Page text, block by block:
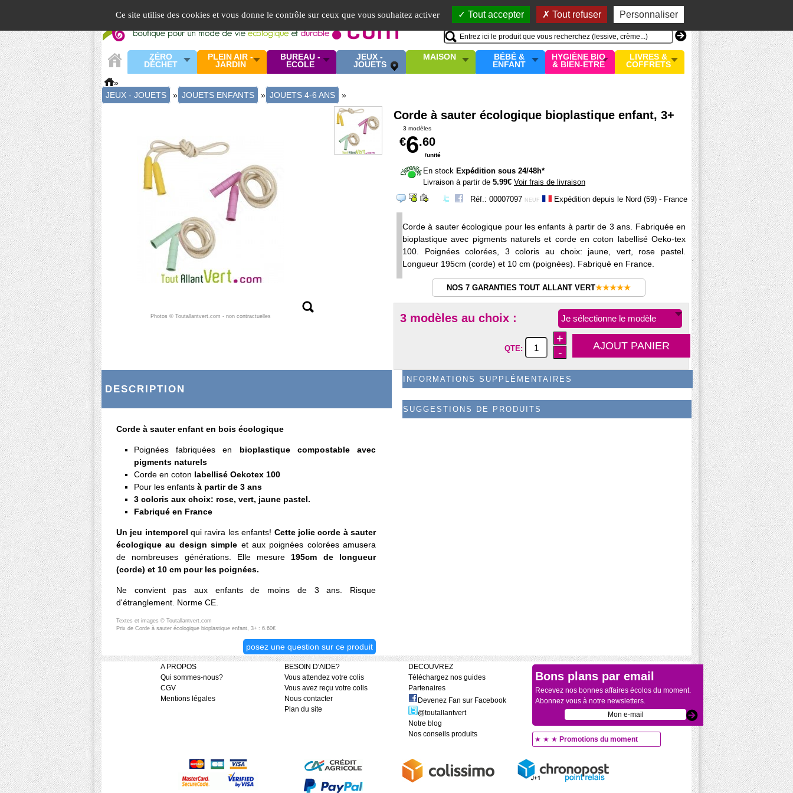
Ce site utilise des cookies et vous donne le contrôle sur ceux que vous souhaitez activer Tout accepter Tout refuser Personnaliser
Mon compte
MON PANIER
0 article
ZÉRO
DÉCHET
PLEIN AIR -
JARDIN
BUREAU -
ECOLE
JEUX -
JOUETS
MAISON
BÉBÉ &
ENFANT
HYGIÈNE BIO
& BIEN-ETRE
LIVRES &
COFFRETS
»
JEUX - JOUETS
» JOUETS ENFANTS » JOUETS 4-6 ANS »
Photos © Toutallantvert.com - non contractuelles
Corde à sauter écologique bioplastique enfant, 3+
3 modèles
€6.60
/unité
En stock Expédition sous 24/48h*
Livraison à partir de 5.99€ Voir frais de livraison
Réf.: 00007097 NEUF Expédition depuis le Nord (59) - France
Corde à sauter écologique pour les enfants à partir de 3 ans. Fabriquée en
bioplastique avec pigments naturels et corde en coton labellisé Oeko-tex
100. Poignées colorées, 3 coloris au choix: jaune, vert, rose pastel.
Longueur 195cm (corde) et 10 cm (poignées). Fabriqué en France.
NOS 7 GARANTIES TOUT ALLANT VERT★★★★★
Je sélectionne le modèle
3 modèles au choix :
QTE:
+
-
INFORMATIONS SUPPLÉMENTAIRES
SUGGESTIONS DE PRODUITS
DESCRIPTION
Corde à sauter enfant en bois écologique
Poignées fabriquées en bioplastique compostable avec
pigments naturels
Corde en coton labellisé Oekotex 100
Pour les enfants à partir de 3 ans
3 coloris aux choix: rose, vert, jaune pastel.
Fabriqué en France
Un jeu intemporel qui ravira les enfants! Cette jolie corde à sauter
écologique au design simple et aux poignées colorées amusera
de nombreuses générations. Elle mesure 195cm de longueur
(corde) et 10 cm pour les poignées.
Ne convient pas aux enfants de moins de 3 ans. Risque
d'étranglement. Norme CE.
Textes et images © Toutallantvert.com
Prix de Corde à sauter écologique bioplastique enfant, 3+ : 6.60€
posez une question sur ce produit
A PROPOS
Qui sommes-nous?
CGV
Mentions légales
BESOIN D'AIDE?
Vous attendez votre colis
Vous avez reçu votre colis
Nous contacter
Plan du site
DECOUVREZ
Téléchargez nos guides
Partenaires
Devenez Fan sur Facebook
@toutallantvert
Notre blog
Nos conseils produits
Bons plans par email
Recevez nos bonnes affaires écolos du moment.
Abonnez vous à notre newsletters.
★ ★ ★ Promotions du moment